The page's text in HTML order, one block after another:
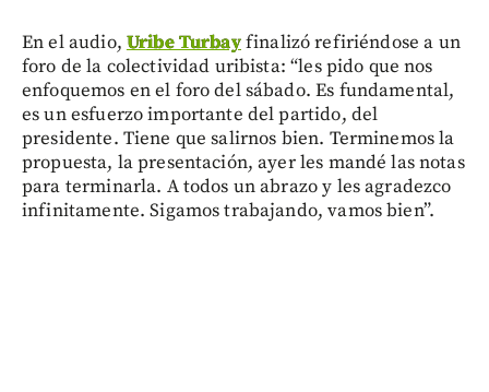
En el audio, Uribe Turbayfinalizó refiriéndose a un
foro de la colectividad uribista: “les pido que nos
enfoquemos en el foro del sábado. Es fundamental,
es un esfuerzo importante del partido, del
presidente. Tiene que salirnos bien. Terminemos la
propuesta, la presentación, ayer les mandé las notas
para terminarla. A todos un abrazo y les agradezco
infinitamente. Sigamos trabajando, vamos bien”.